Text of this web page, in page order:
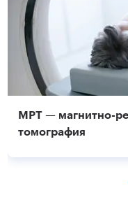
МРТ — магнитно-
томография